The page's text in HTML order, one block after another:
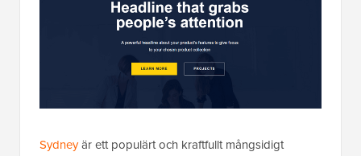
Sydneyär ett populärt och kraftfullt mångsidigt